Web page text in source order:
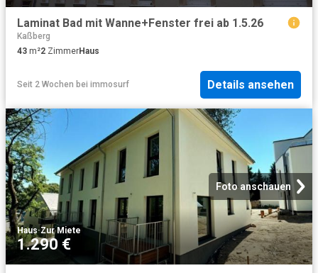
Laminat Bad mit Wanne+Fenster frei ab 1.5.26
Kaßberg
43 m²2 ZimmerHaus
Seit 2 Wochen bei immosurf Details ansehen
Foto anschauen
Haus·Zur Miete
1.290 €